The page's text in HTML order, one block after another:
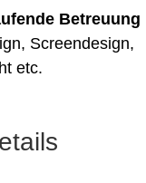
Betreuung
Screendesign,
etc.